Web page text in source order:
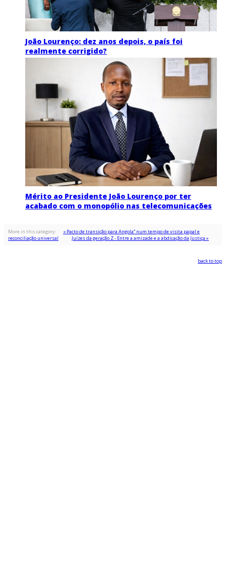
João Lourenço: dez anos depois, o país foi
realmente corrigido?
Mérito ao Presidente João Lourenço por ter
acabado com o monopólio nas telecomunicações
More in this category:
« Pacto de transição para Angola” num tempo de visita papal e
reconciliação universal
Juízes da geração Z - Entre a amizade e a abdicação da Justiça »
back to top